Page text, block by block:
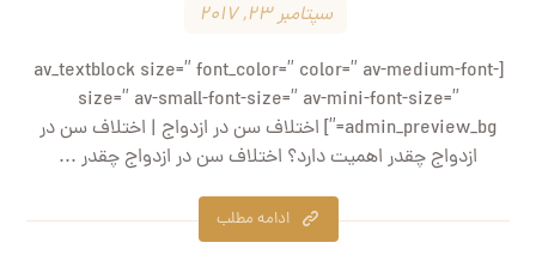
سپتامبر ۲۳, ۲۰۱۷
[av_textblock size=” font_color=” color=” av-medium-font-
size=” av-small-font-size=” av-mini-font-size=”
admin_preview_bg=”] اختلاف سن در ازدواج | اختلاف سن در
ازدواج چقدر اهمیت دارد؟ اختلاف سن در ازدواج چقدر ...
ادامه مطلب